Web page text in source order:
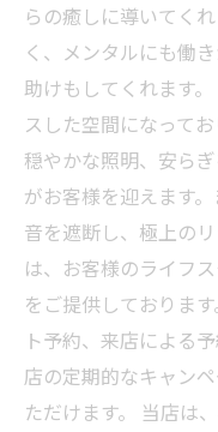
らの癒しに導いてく
く、メンタルにも働
助けもしてくれます
スした空間になって
穏やかな照明、安ら
がお客様を迎えます
音を遮断し、極上の
は、お客様のライフ
をご提供しておりま
ト予約、来店による
店の定期的なキャン
ただけます。 当店は